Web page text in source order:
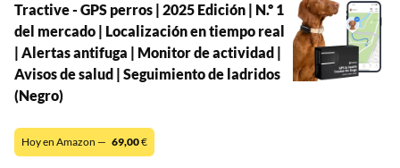
Tractive - GPS perros | 2025 Edición | N.º 1
del mercado | Localización en tiempo real
| Alertas antifuga | Monitor de actividad |
Avisos de salud | Seguimiento de ladridos
(Negro)
Hoy en Amazon — 69,00€